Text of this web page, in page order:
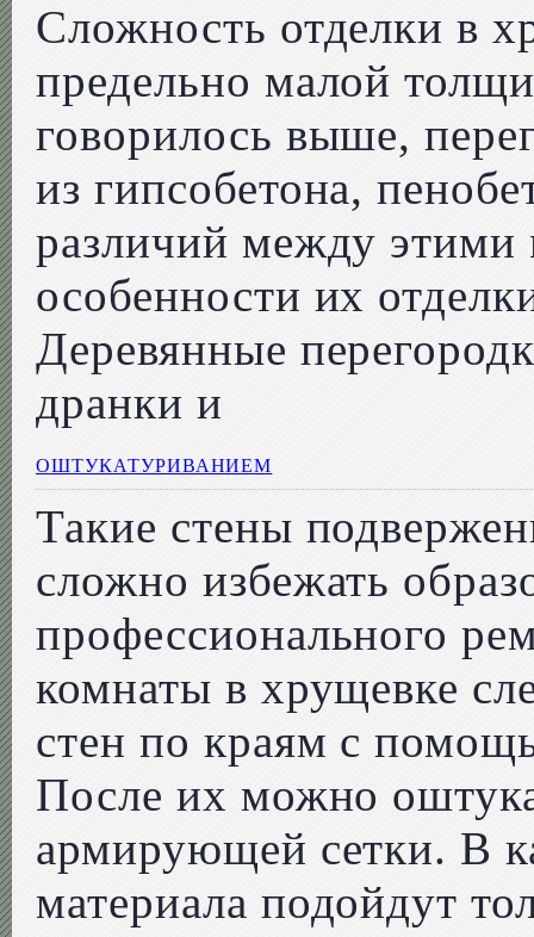
Сложность отделки в
предельно малой
говорилось выше,
из гипсобетона,
различий между этими
особенности их
Деревянные
дранки и
ОШТУКАТУРИВАНИЕМ
Такие стены
сложно избежать
профессионального
комнаты в хрущевке
стен по краям с
После их можно
армирующей сетки. В
материала подойдут